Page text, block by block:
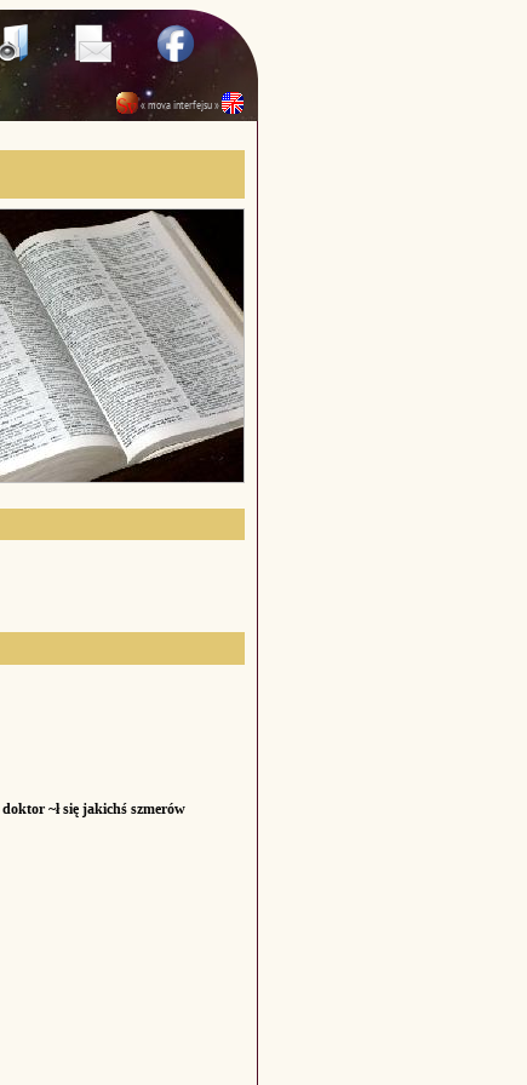
« mova interfejsu »
doktor ~ł się jakichś szmerów